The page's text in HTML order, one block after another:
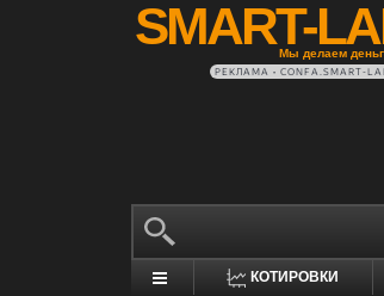
SMART-
Мы делаем
РЕКЛАМА • CONFA.SMART-
КОТИРОВКИ